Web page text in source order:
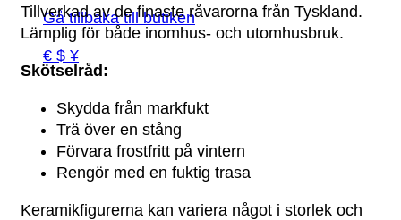
Gå tillbaka till butiken
€ $ ¥
Tillverkad av de finaste råvarorna från Tyskland.
Lämplig för både inomhus- och utomhusbruk.
Skötselråd:
Skydda från markfukt
Trä över en stång
Förvara frostfritt på vintern
Rengör med en fuktig trasa
Keramikfigurerna kan variera något i storlek och